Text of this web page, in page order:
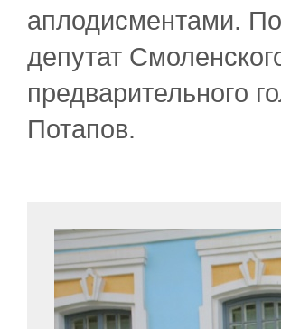
аплодисментами.
депутат
предварительного
Потапов.